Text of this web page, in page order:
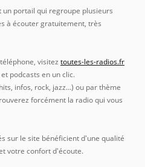
un portail qui regroupe plusieurs
à écouter gratuitement, très
visitez toutes-les-radios.fr
podcasts en un clic.
infos, rock, jazz…) ou par thème
forcément la radio qui vous
sur le site bénéficient d'une qualité
votre confort d'écoute.